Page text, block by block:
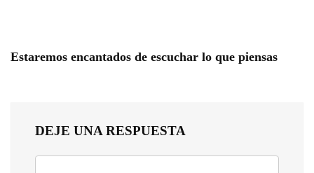
Estaremos encantados de escuchar lo que piensas
DEJE UNA RESPUESTA